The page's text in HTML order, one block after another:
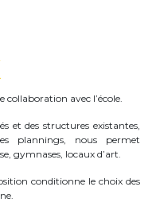
collaboration avec l’école.
et des structures existantes,
plannings, nous permet
gymnases, locaux d’art.
conditionne le choix des